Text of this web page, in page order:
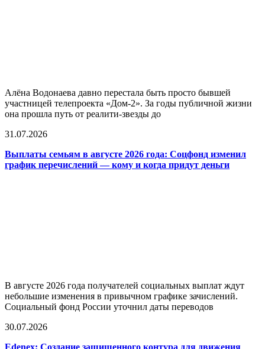
Алёна Водонаева давно перестала быть просто бывшей
участницей телепроекта «Дом-2». За годы публичной жизни
она прошла путь от реалити-звезды до
31.07.2026
Выплаты семьям в августе 2026 года: Соцфонд изменил
график перечислений — кому и когда придут деньги
В августе 2026 года получателей социальных выплат ждут
небольшие изменения в привычном графике зачислений.
Социальный фонд России уточнил даты переводов
30.07.2026
Edenex: Создание защищенного контура для движения